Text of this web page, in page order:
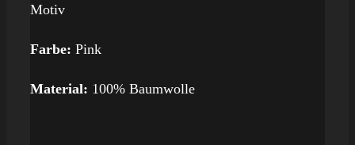
Motiv
Farbe: Pink
Material: 100% Baumwolle